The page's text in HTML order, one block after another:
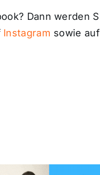
Dann werden
Instagram sowie auf